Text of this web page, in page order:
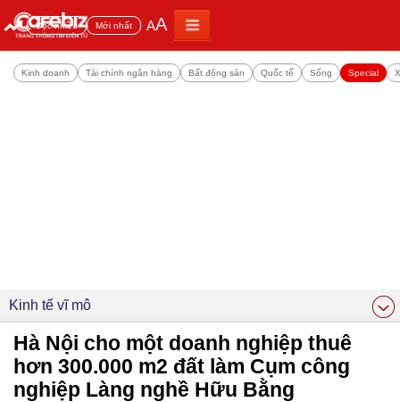
Đọc nhiều Mới nhất AA
Kinh doanh Tài chính ngân hàng Bất động sản Quốc tế Sống Special
Kinh tế vĩ mô
Hà Nội cho một doanh nghiệp thuê
hơn 300.000 m2 đất làm Cụm công
nghiệp Làng nghề Hữu Bằng